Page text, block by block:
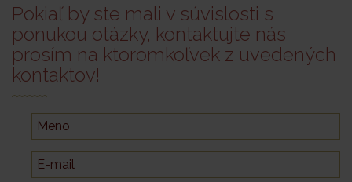
Pokiaľ by ste mali v súvislosti s
ponukou otázky, kontaktujte nás
prosím na ktoromkoľvek z uvedených
kontaktov!